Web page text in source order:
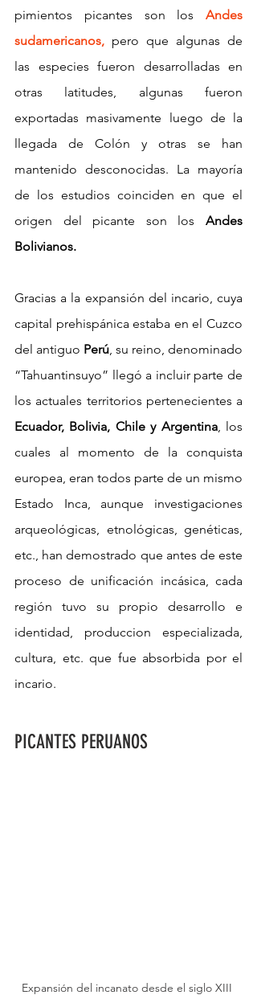
pimientos picantes son los Andes
sudamericanos, pero que algunas de
las especies fueron desarrolladas en
otras latitudes, algunas fueron
exportadas masivamente luego de la
llegada de Colón y otras se han
mantenido desconocidas. La mayoría
de los estudios coinciden en que el
origen del picante son los Andes
Bolivianos.
Gracias a la expansión del incario, cuya
capital prehispánica estaba en el Cuzco
del antiguo Perú, su reino, denominado
“Tahuantinsuyo” llegó a incluir parte de
Ecuador, Bolivia, Chile y Argentina, los
cuales al momento de la conquista
europea, eran todos parte de un mismo
Estado Inca, aunque investigaciones
arqueológicas, etnológicas, genéticas,
etc., han demostrado que antes de este
proceso de unificación incásica, cada
región tuvo su propio desarrollo e
identidad, produccion especializada,
cultura, etc. que fue absorbida por el
incario.
PICANTES PERUANOS
Expansión del incanato desde el siglo XIII